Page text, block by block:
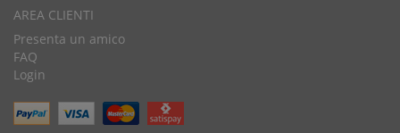
AREA CLIENTI
Presenta un amico
FAQ
Login